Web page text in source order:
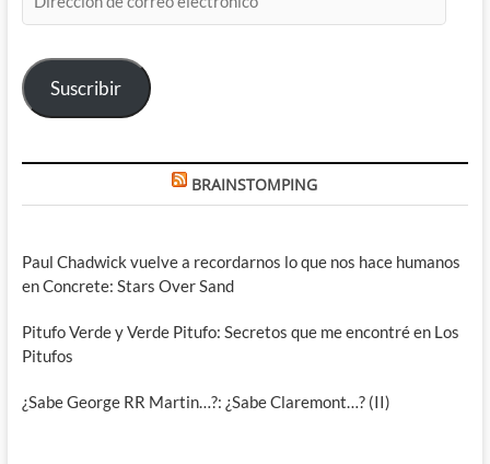
de
electrónico
Suscribir
BRAINSTOMPING
Paul Chadwick vuelve a recordarnos lo que nos hace humanos
en Concrete: Stars Over Sand
Pitufo Verde y Verde Pitufo: Secretos que me encontré en Los
Pitufos
¿Sabe George RR Martin…?: ¿Sabe Claremont…? (II)